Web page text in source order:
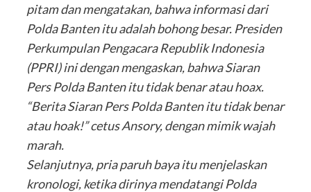
pitam dan mengatakan, bahwa informasi dari
Polda Banten itu adalah bohong besar. Presiden
Perkumpulan Pengacara Republik Indonesia
(PPRI) ini dengan mengaskan, bahwa Siaran
Pers Polda Banten itu tidak benar atau hoax.
“Berita Siaran Pers Polda Banten itu tidak benar
atau hoak!” cetus Ansory, dengan mimik wajah
marah.
Selanjutnya, pria paruh baya itu menjelaskan
kronologi, ketika dirinya mendatangi Polda